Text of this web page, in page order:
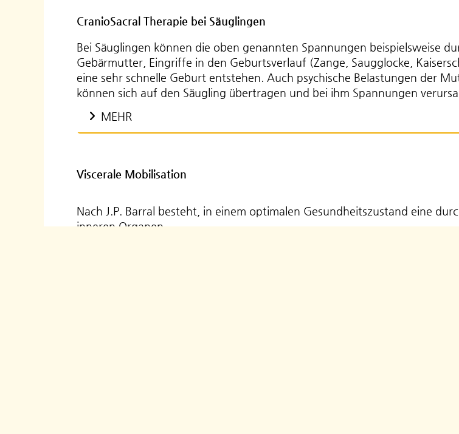
CranioSacral Therapie bei Säuglingen
Bei Säuglingen können die oben genannten Spannungen beispielsweise
Gebärmutter, Eingriffe in den Geburtsverlauf (Zange, Saugglocke,
eine sehr schnelle Geburt entstehen. Auch psychische Belastungen der
können sich auf den Säugling übertragen und bei ihm Spannungen
MEHR
Viscerale Mobilisation
Nach J.P. Barral besteht, in einem optimalen Gesundheitszustand eine
inneren Organen.